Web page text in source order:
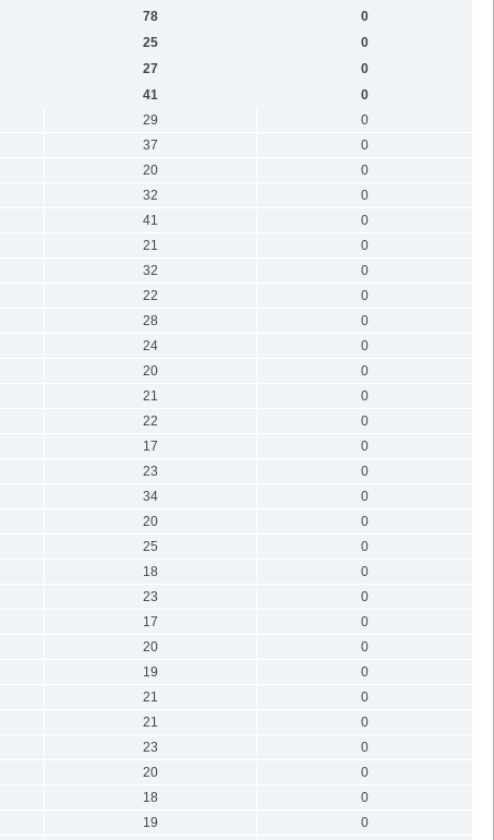
78
0
25
0
27
0
41
0
29
0
37
0
20
0
32
0
41
0
21
0
32
0
22
0
28
0
24
0
20
0
21
0
22
0
17
0
23
0
34
0
20
0
25
0
18
0
23
0
17
0
20
0
19
0
21
0
21
0
23
0
20
0
18
0
19 0